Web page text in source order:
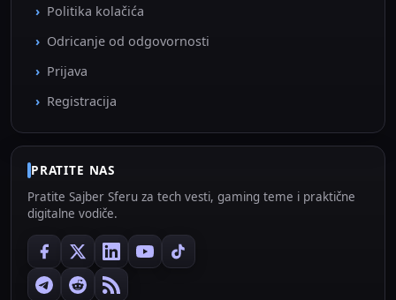
Politika kolačića
Odricanje od odgovornosti
Prijava
Registracija
PRATITE NAS
Pratite Sajber Sferu za tech vesti, gaming teme i praktične
digitalne vodiče.